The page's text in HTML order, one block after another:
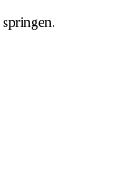
springen.